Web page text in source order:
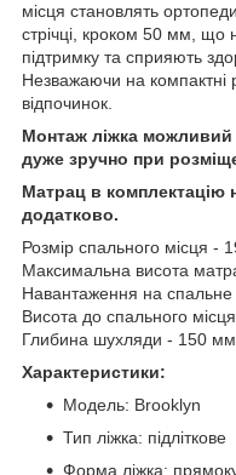
місця становлять
стрічці, кроком 50 мм, що
підтримку та сприяють
Незважаючи на компактні
відпочинок.
Монтаж ліжка можливий
дуже зручно при
Матрац в комплектацію
додатково.
Розмір спального місця -
Максимальна висота
Навантаження на спальне
Висота до спального
Глибина шухляди - 150
Характеристики:
Модель: Brooklyn
Тип ліжка: підліткове
Форма ліжка: